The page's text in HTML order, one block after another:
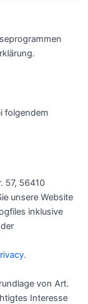
folgendem
57, 56410
unsere Website
inklusive
.
von Art.
Interesse